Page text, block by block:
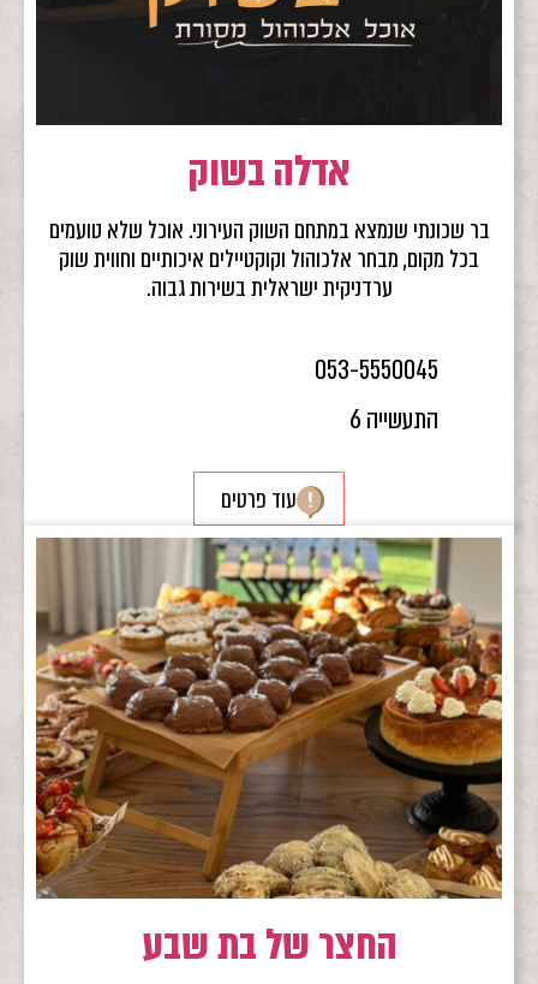
אדלה בשוק
בר שכונתי שנמצא במתחם השוק העירוני. אוכל שלא טועמים
בכל מקום, מבחר אלכוהול וקוקטיילים איכותיים וחווית שוק
ערדניקית ישראלית בשירות גבוה.
053-5550045
התעשייה 6
עוד פרטים
החצר של בת שבע